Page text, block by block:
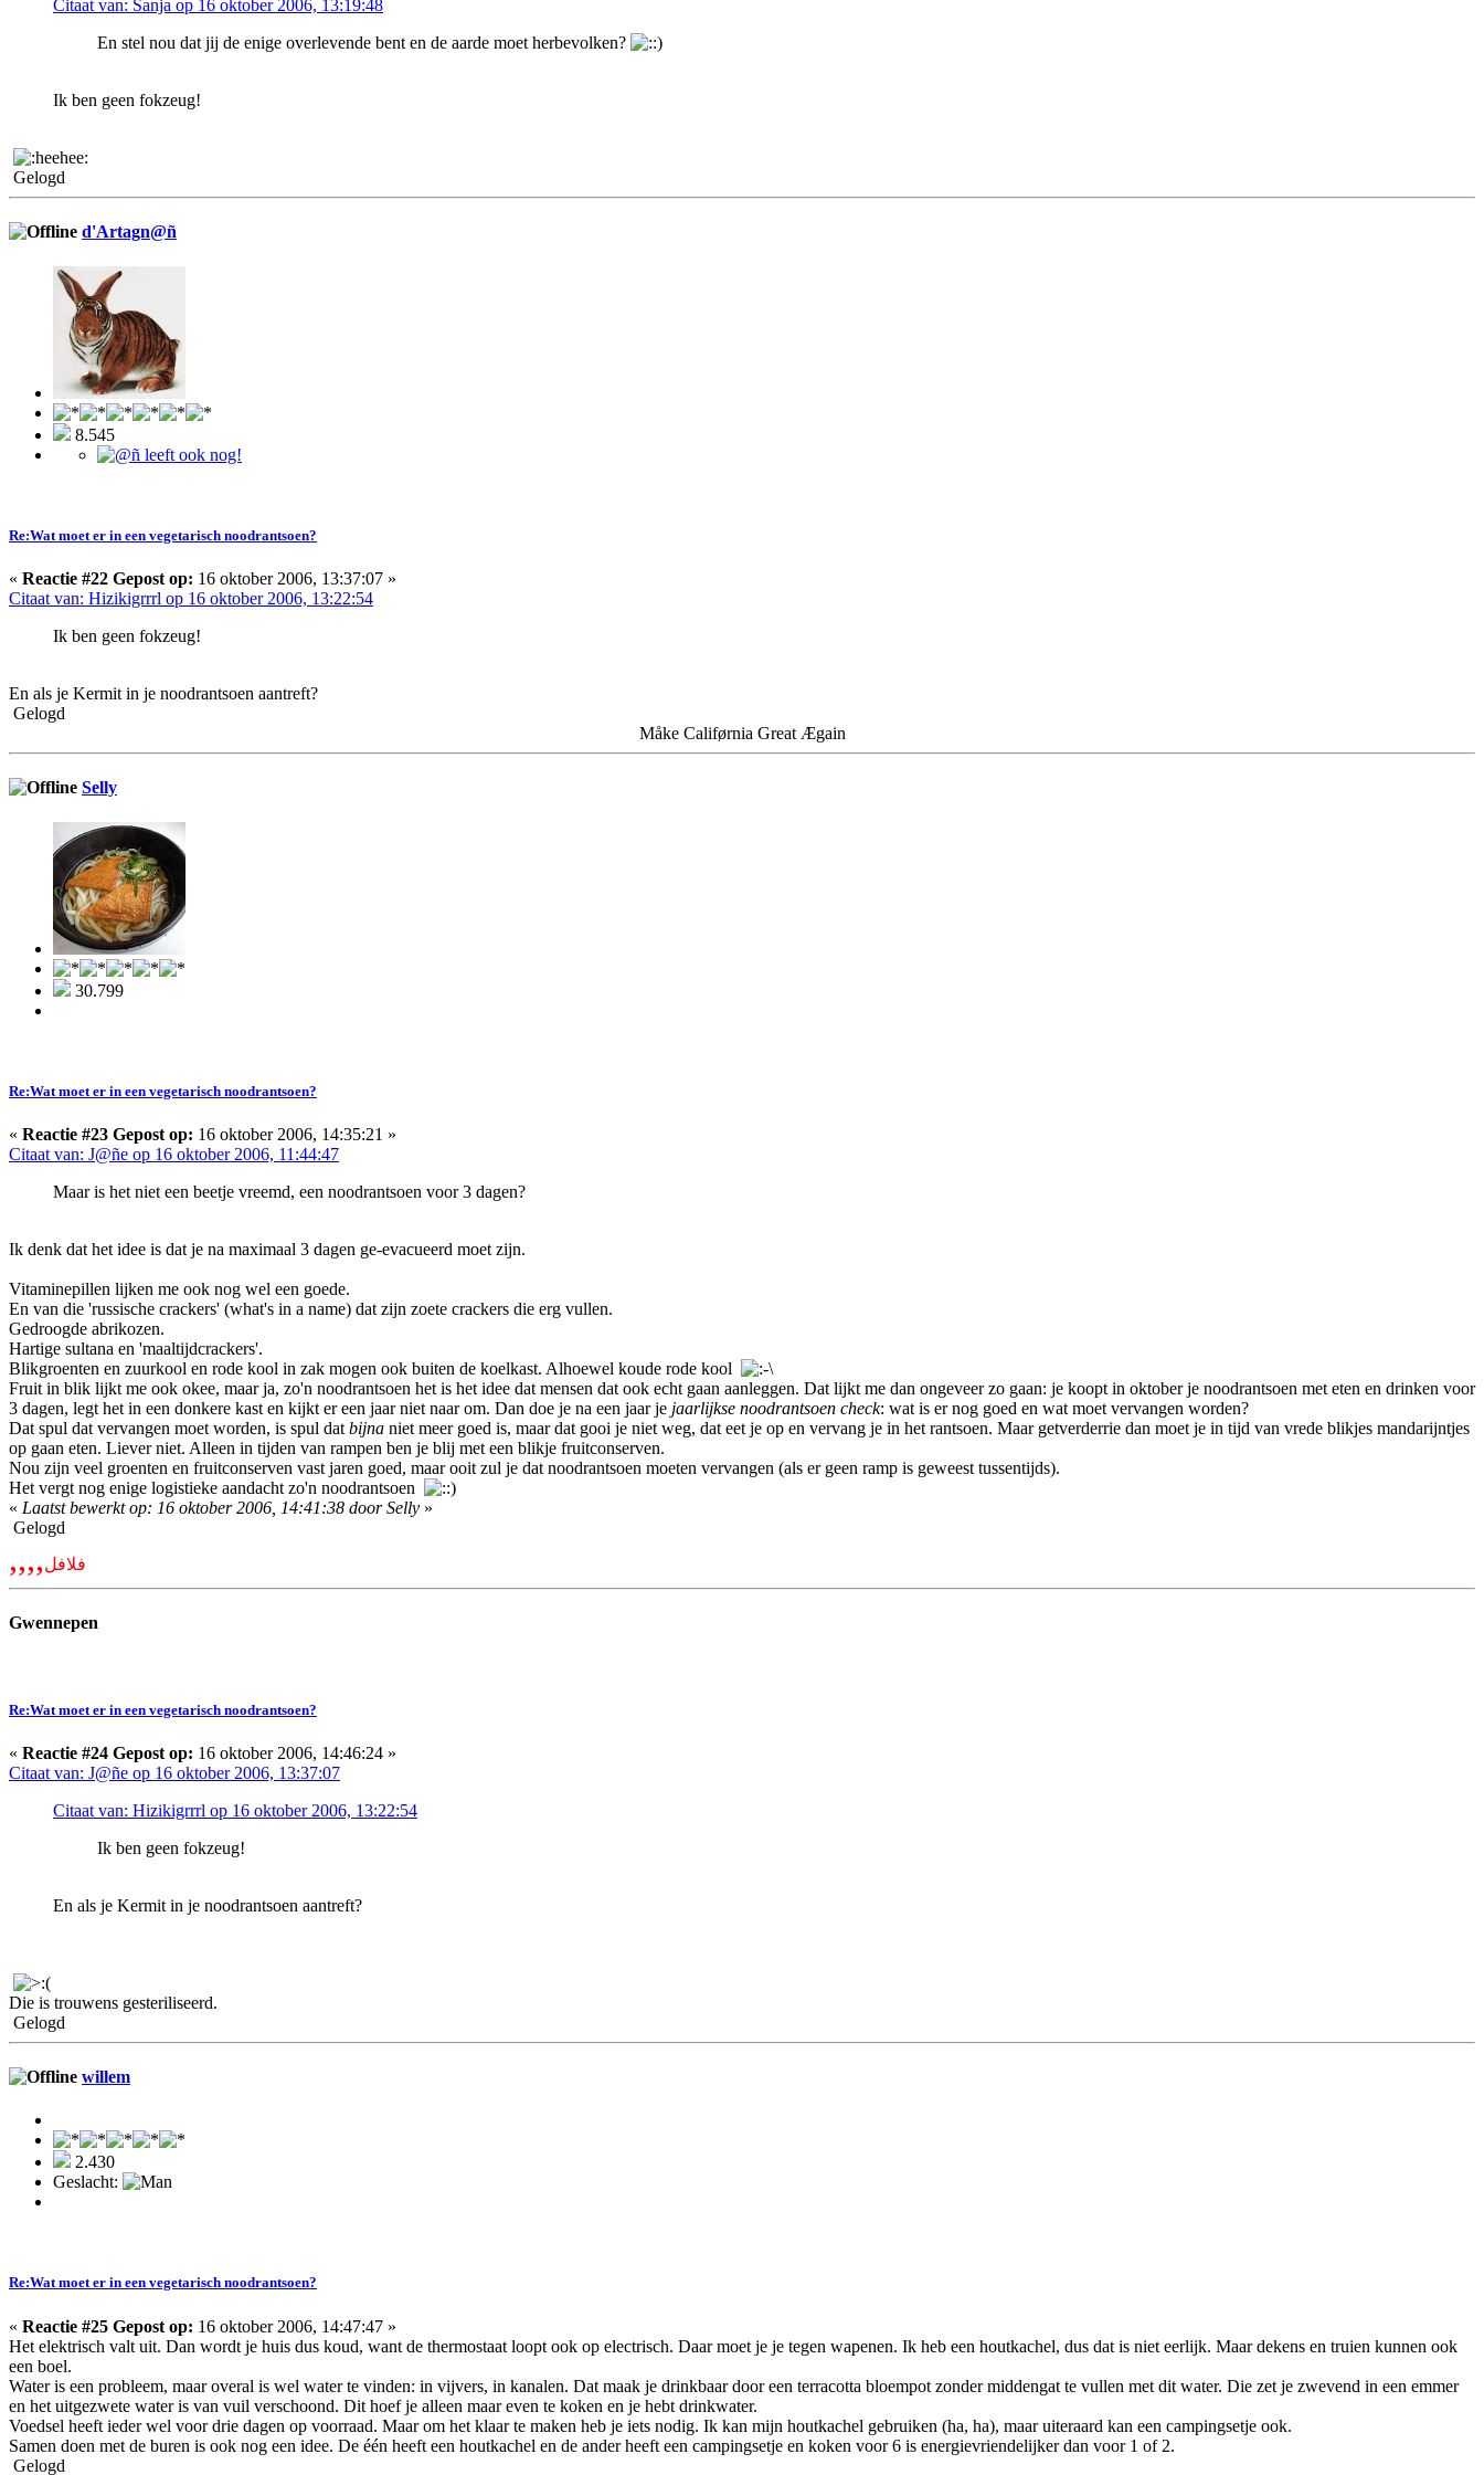
Citaat van: Sanja op 16 oktober 2006, 13:19:48
En stel nou dat jij de enige overlevende bent en de aarde moet herbevolken?
Ik ben geen fokzeug!
Gelogd
d'Artagn@ñ
8.545
Re:Wat moet er in een vegetarisch noodrantsoen?
« Reactie #22 Gepost op: 16 oktober 2006, 13:37:07 »
Citaat van: Hizikigrrrl op 16 oktober 2006, 13:22:54
Ik ben geen fokzeug!
En als je Kermit in je noodrantsoen aantreft?
Gelogd
Måke Califørnia Great Ægain
Selly
30.799
Re:Wat moet er in een vegetarisch noodrantsoen?
« Reactie #23 Gepost op: 16 oktober 2006, 14:35:21 »
Citaat van: J@ñe op 16 oktober 2006, 11:44:47
Maar is het niet een beetje vreemd, een noodrantsoen voor 3 dagen?
Ik denk dat het idee is dat je na maximaal 3 dagen ge-evacueerd moet zijn.
Vitaminepillen lijken me ook nog wel een goede.
En van die 'russische crackers' (what's in a name) dat zijn zoete crackers die erg vullen.
Gedroogde abrikozen.
Hartige sultana en 'maaltijdcrackers'.
Blikgroenten en zuurkool en rode kool in zak mogen ook buiten de koelkast. Alhoewel koude rode kool
Fruit in blik lijkt me ook okee, maar ja, zo'n noodrantsoen het is het idee dat mensen dat ook echt gaan aanleggen. Dat lijkt me dan ongeveer zo gaan: je koopt in oktober je noodrantsoen met eten en drinken voor
3 dagen, legt het in een donkere kast en kijkt er een jaar niet naar om. Dan doe je na een jaar je jaarlijkse noodrantsoen check: wat is er nog goed en wat moet vervangen worden?
Dat spul dat vervangen moet worden, is spul dat bijna niet meer goed is, maar dat gooi je niet weg, dat eet je op en vervang je in het rantsoen. Maar getverderrie dan moet je in tijd van vrede blikjes mandarijntjes
op gaan eten. Liever niet. Alleen in tijden van rampen ben je blij met een blikje fruitconserven.
Nou zijn veel groenten en fruitconserven vast jaren goed, maar ooit zul je dat noodrantsoen moeten vervangen (als er geen ramp is geweest tussentijds).
Het vergt nog enige logistieke aandacht zo'n noodrantsoen
« Laatst bewerkt op: 16 oktober 2006, 14:41:38 door Selly »
Gelogd
,,,,فلافل
Gwennepen
Re:Wat moet er in een vegetarisch noodrantsoen?
« Reactie #24 Gepost op: 16 oktober 2006, 14:46:24 »
Citaat van: J@ñe op 16 oktober 2006, 13:37:07
Citaat van: Hizikigrrrl op 16 oktober 2006, 13:22:54
Ik ben geen fokzeug!
En als je Kermit in je noodrantsoen aantreft?
Die is trouwens gesteriliseerd.
Gelogd
willem
2.430
Geslacht:
Re:Wat moet er in een vegetarisch noodrantsoen?
« Reactie #25 Gepost op: 16 oktober 2006, 14:47:47 »
Het elektrisch valt uit. Dan wordt je huis dus koud, want de thermostaat loopt ook op electrisch. Daar moet je je tegen wapenen. Ik heb een houtkachel, dus dat is niet eerlijk. Maar dekens en truien kunnen ook
een boel.
Water is een probleem, maar overal is wel water te vinden: in vijvers, in kanalen. Dat maak je drinkbaar door een terracotta bloempot zonder middengat te vullen met dit water. Die zet je zwevend in een emmer
en het uitgezwete water is van vuil verschoond. Dit hoef je alleen maar even te koken en je hebt drinkwater.
Voedsel heeft ieder wel voor drie dagen op voorraad. Maar om het klaar te maken heb je iets nodig. Ik kan mijn houtkachel gebruiken (ha, ha), maar uiteraard kan een campingsetje ook.
Samen doen met de buren is ook nog een idee. De één heeft een houtkachel en de ander heeft een campingsetje en koken voor 6 is energievriendelijker dan voor 1 of 2.
Gelogd